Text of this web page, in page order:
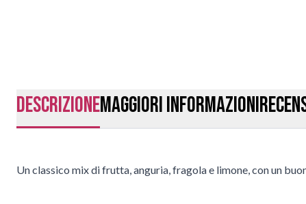
DescrizioneMaggiori Informazioni
Un classico mix di frutta, anguria, fragola e limone, con un